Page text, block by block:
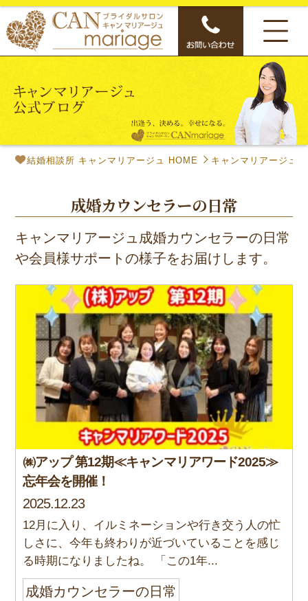
結婚相談所 キャンマリアージュ HOME キャンマリアージュ
成婚カウンセラーの日常
キャンマリアージュ成婚カウンセラーの日常
や会員様サポートの様子をお届けします。
㈱アップ 第12期≪キャンマリアワード2025≫
忘年会を開催！
2025.12.23
12月に入り、イルミネーションや行き交う人の忙
しさに、今年も終わりが近づいていることを感じ
る時期になりましたね。 「この1年...
成婚カウンセラーの日常